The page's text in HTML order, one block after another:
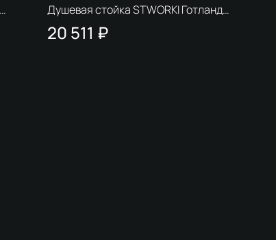
Душевая стойка STWORKI Готланд
W1H303-C хром
20 511 ₽